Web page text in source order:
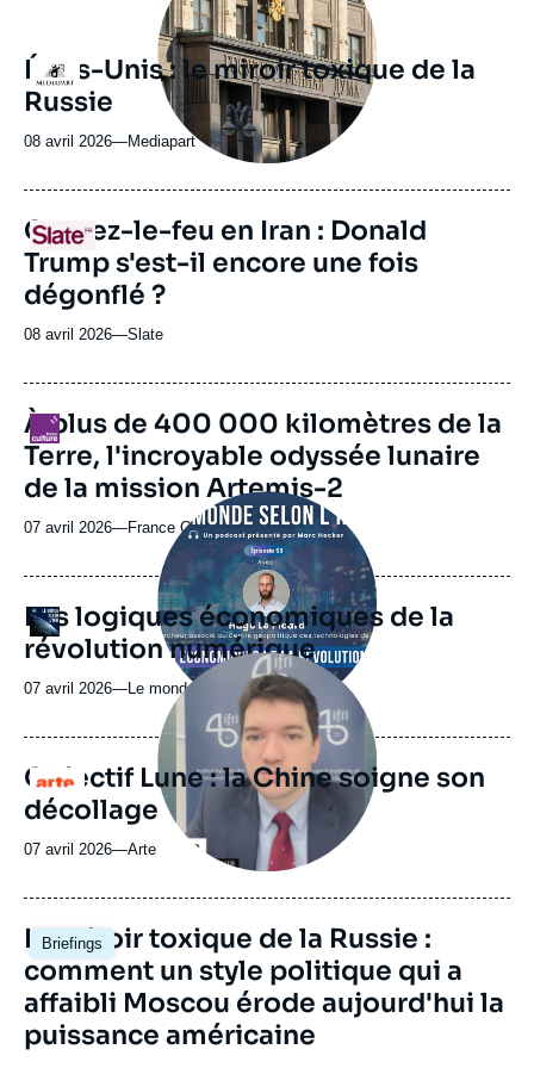
Logo
États-Unis : le miroir toxique de la
Russie
08 avril 2026—Nom
journal,
ou
émission
Mediapart
Logo
URL
de
Spotify
Cessez-le-feu en Iran : Donald
Trump s'est-il encore une fois
dégonflé ?
08 avril 2026—Nom
journal,
ou
émission
Slate
Logo
À plus de 400 000 kilomètres de la
Terre, l'incroyable odyssée lunaire
de la mission Artemis-2
07 avril 2026—Nom
journal,
revue
ou
émission
France Culture
Logo
Image
principale
médiatique
Les logiques économiques de la
révolution numérique
07 avril 2026—Nom
journal,
revue
ou
émission
Le monde selon l'Ifri
Logo
Image
principale
médiatique
Objectif Lune : la Chine soigne son
décollage
07 avril 2026—Nom
journal,
ou
émission
Arte
Briefings
Image
principale
Le miroir toxique de la Russie :
comment un style politique qui a
affaibli Moscou érode aujourd'hui la
puissance américaine